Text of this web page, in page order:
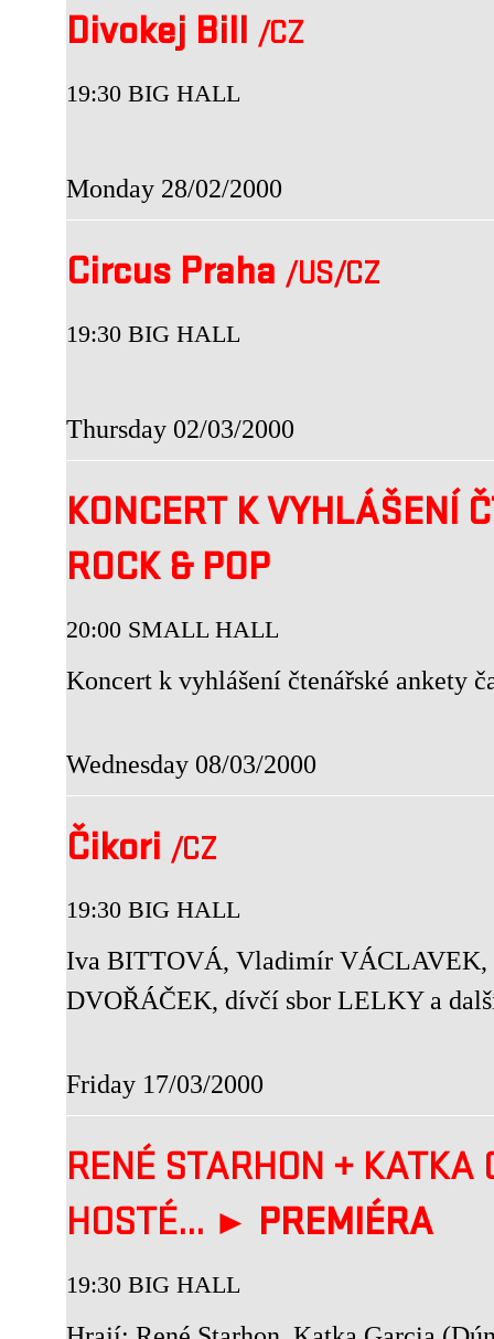
Divokej Bill /CZ
19:30 BIG HALL
Monday 28/02/2000
Circus Praha /US/CZ
19:30 BIG HALL
Thursday 02/03/2000
KONCERT K VYHLÁŠENÍ
ROCK & POP
20:00 SMALL HALL
Koncert k vyhlášení čtenářské ankety
Wednesday 08/03/2000
Čikori /CZ
19:30 BIG HALL
Iva BITTOVÁ, Vladimír VÁCLAVEK,
DVOŘÁČEK, dívčí sbor LELKY a
Friday 17/03/2000
RENÉ STARHON + KATKA
HOSTÉ... ► PREMIÉRA
19:30 BIG HALL